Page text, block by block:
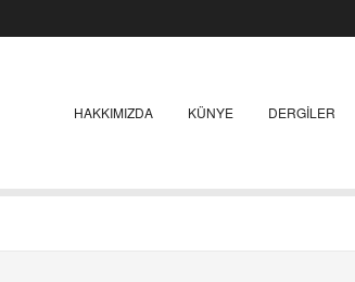
HAKKIMIZDA KÜNYE DERGILER